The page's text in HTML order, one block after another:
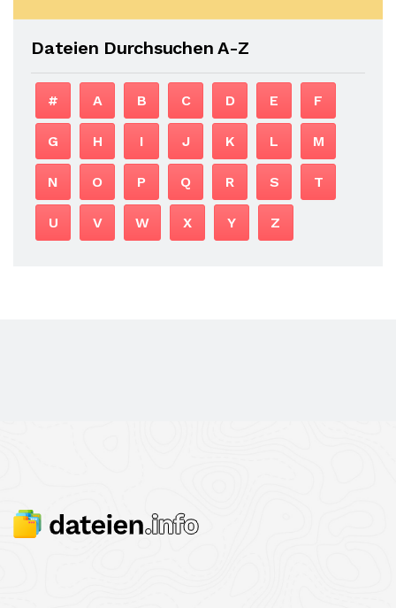
Dateien Durchsuchen A-Z
# A B C D E F
G H I J K L M
N O P Q R S T
U V W X Y Z